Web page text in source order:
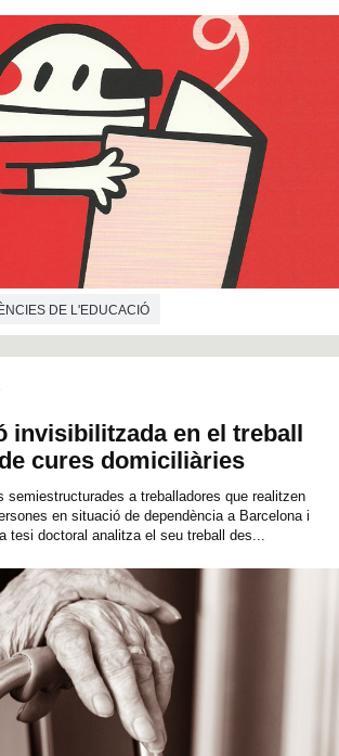
DE L'EDUCACIÓ
invisibilitzada en el treball
cures domiciliàries
semiestructurades a treballadores que realitzen
en situació de dependència a Barcelona i
tesi doctoral analitza el seu treball des...